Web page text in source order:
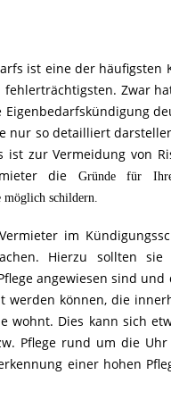
ist eine der häufigsten
Zwar
nur so detailliert
ist zur Vermeidung von
die
Gründe für
möglich schildern.
im
Hierzu sollten
angewiesen sind
werden können, die
wohnt. Dies kann sich
Pflege rund um die
einer hohen